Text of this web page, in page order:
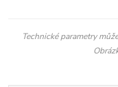
Technické parametry